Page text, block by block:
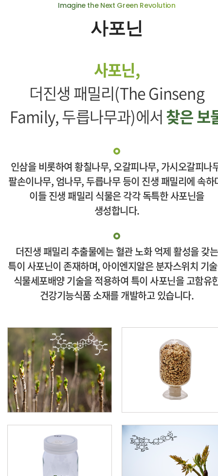
Imagine the Next Green Revolution
사포닌
사포닌,
더진생 패밀리(The Ginseng
Family, 두릅나무과)에서찾은 보
인삼을 비롯하여 황칠나무, 오갈피나무, 가시오갈피나
팔손이나무, 엄나무, 두릅나무 등이 진생 패밀리에 속하
이들 진생 패밀리 식물은각각 독특한 사포닌을
생성합니다.
더진생 패밀리 추출물에는 혈관 노화 억제 활성을 갖는
특이 사포닌이 존재하며, 아이엔지알은 분자스위치 기
식물세포배양 기술을 적용하여 특이 사포닌을 고함유
건강기능식품 소재를 개발하고 있습니다.